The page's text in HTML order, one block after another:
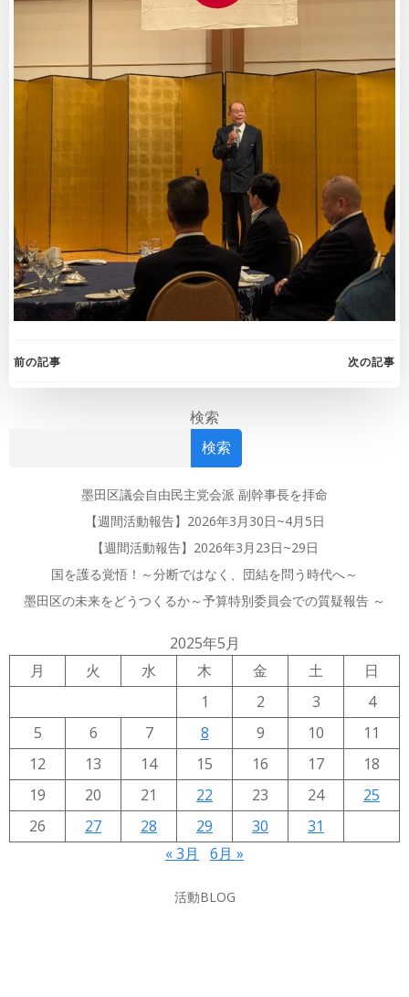
Post
前の記事
navigation
次の記事
検索
検索
墨田区議会自由民主党会派 副幹事長を拝命
【週間活動報告】2026年3月30日~4月5日
【週間活動報告】2026年3月23日~29日
国を護る覚悟！～分断ではなく、団結を問う時代へ～
墨田区の未来をどうつくるか～予算特別委員会での質疑報告 ～
2025年5月
月
火 水 木 金 土
日
1
2 3
4
5
6 7 8 9 10
11
12
13 14 15 16 17
18
19
20 21 22 23 24
25
26
27 28 29 30
31
« 3月
6月 »
活動BLOG